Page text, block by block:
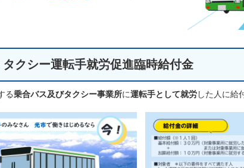
クシー運転手就労促進臨時給付金
る乗合バス及びタクシー事業所に運転手として就労した人に給